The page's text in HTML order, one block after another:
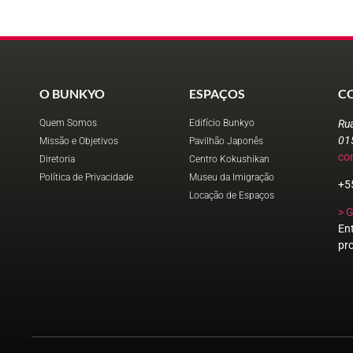
O BUNKYO
Quem Somos
Missão e Objetivos
Diretoria
Política de Privacidade
ESPAÇOS
Edifício Bunkyo
Pavilhão Japonês
Centro Kokushikan
Museu da Imigração
Locação de Espaços
>